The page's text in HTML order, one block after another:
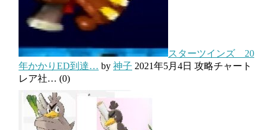
スターツインズ 20
年かかりED到達… by 神子 2021年5月4日 攻略チャート
レア社… (0)